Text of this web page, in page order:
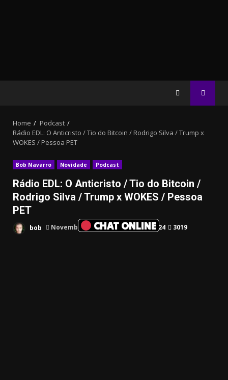
CHAT ONLINE
Home
Podcast
Rádio EDL: O Anticristo / Tio do Bitcoin / Rodrigo Silva / Trump x
WOKES / Pessoa PET
Bob Navarro Novidade Podcast
Rádio EDL: O Anticristo / Tio do Bitcoin /
Rodrigo Silva / Trump x WOKES / Pessoa
PET
bob Novembro 24, 2024 1 min read 24 3019